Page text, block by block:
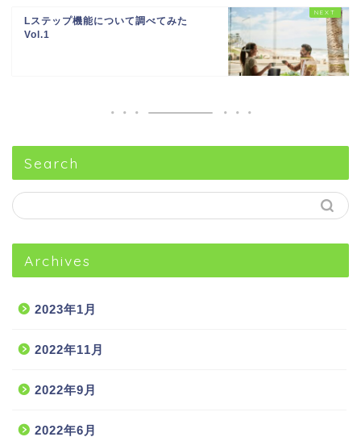
Lステップ機能について調べてみた
Vol.1
Search
Archives
2023年1月
2022年11月
2022年9月
2022年6月